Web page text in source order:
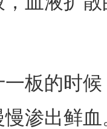
的时候
渗出鲜血